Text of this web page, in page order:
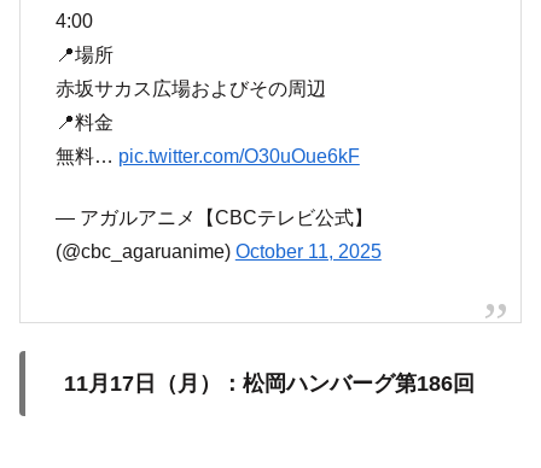
4:00
📍場所
赤坂サカス広場およびその周辺
📍料金
無料… pic.twitter.com/O30uOue6kF
— アガルアニメ【CBCテレビ公式】
(@cbc_agaruanime) October 11, 2025
11月17日（月）：松岡ハンバーグ第186回